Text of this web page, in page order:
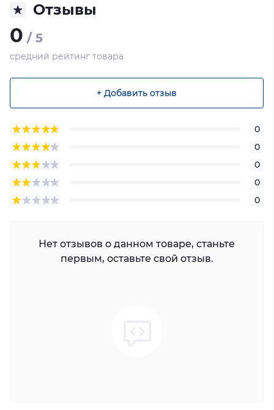
Отзывы
0 / 5
средний рейтинг товара
+ Добавить отзыв
0
0
0
0
0
Нет отзывов о данном товаре, станьте
первым, оставьте свой отзыв.